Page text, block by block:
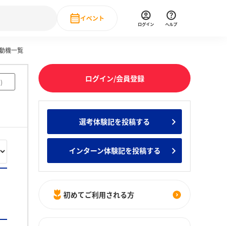
卒就職人気企業ランキング みんなのインターン人気企業ランキ
・DX現場社員インタビュー
イベント
直近のイベント一覧
ログイン ヘルプ
機一覧
) ログイン/会員登録
選考体験記を投稿する
インターン体験記を投稿する
初めてご利用される方